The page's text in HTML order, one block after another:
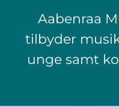
Aabenraa
tilbyder
unge samt